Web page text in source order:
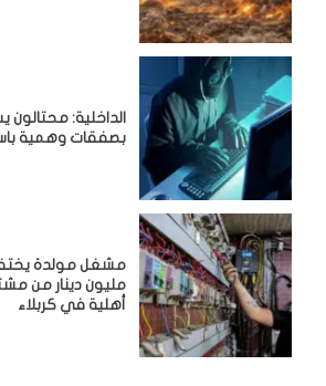
الداخلية: محتالون
بصفقات وهمية
مليون دينار من
أهلية في كربلاء